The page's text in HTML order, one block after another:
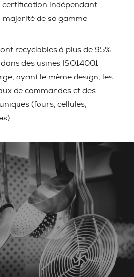
certification indépendant
majorité de sa gamme
recyclables à plus de 95%
des usines ISO14001
ayant le même design, les
de commandes et des
(fours, cellules,